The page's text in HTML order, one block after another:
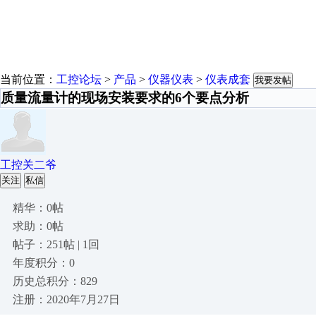
当前位置： 工控论坛 > 产品 > 仪器仪表 > 仪表成套 我要发帖
质量流量计的现场安装要求的6个要点分析
工控关二爷
关注 私信
精华：0帖
求助：0帖
帖子：251帖 | 1回
年度积分：0
历史总积分：829
注册：2020年7月27日